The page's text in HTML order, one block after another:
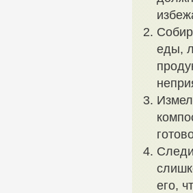
еды,
его,